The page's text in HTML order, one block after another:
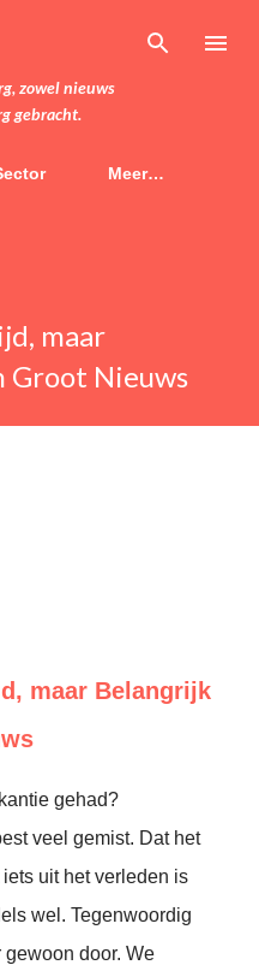
zowel nieuws
gebracht.
Meer…
maar
Groot Nieuws
maar Belangrijk
gehad?
veel gemist. Dat het
uit het verleden is
wel. Tegenwoordig
door. We